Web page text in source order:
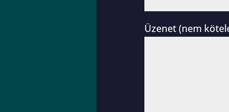
Üzenet (nem